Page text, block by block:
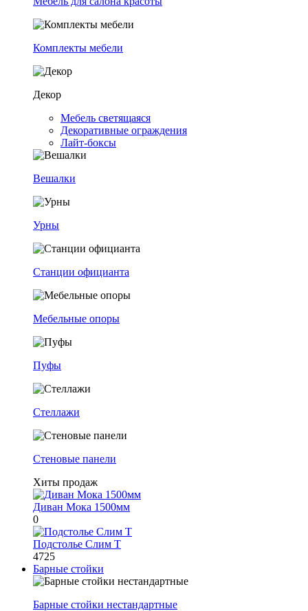
Комплекты мебели
Декор
Мебель светящаяся
Декоративные ограждения
Лайт-боксы
Вешалки
Урны
Станции официанта
Мебельные опоры
Пуфы
Стеллажи
Стеновые панели
Хиты продаж
Диван Мока 1500мм
0
Подстолье Слим Т
4725
Барные стойки
Барные стойки нестандартные